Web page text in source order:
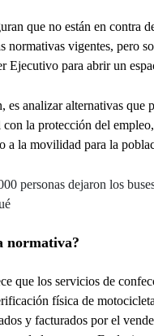
que no están en contra
normativas vigentes, pero
Ejecutivo para abrir un
es analizar alternativas que
la protección del
a la movilidad para la
personas dejaron los
normativa?
que los servicios de
física de
y facturados por el